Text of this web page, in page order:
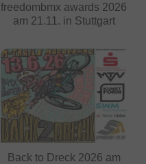
freedombmx awards 2026
am 21.11. in Stuttgart
Back to Dreck 2026 am